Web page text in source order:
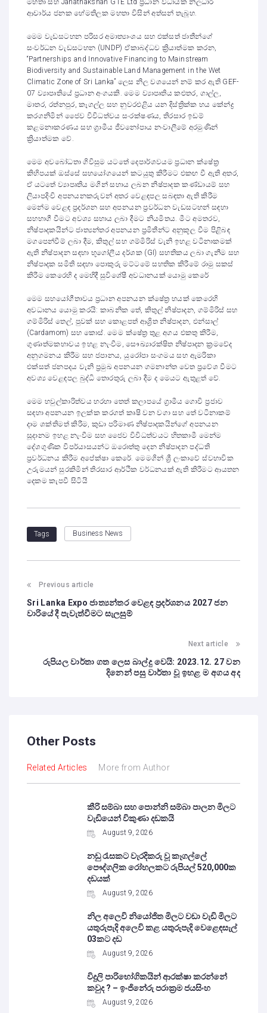
මහතා සහ Janathakshan GTE Ltd ප්‍රධාන විධායක නිලධාරී
ආචාර්ය ජනක හේමතිලක මහතා විසින් අත්සන් තැබූහ.
මෙම වැඩසටහන පරිසර අමාත්‍යාංශය සහ එක්සත් ජාතීන්ගේ
සංවර්ධන වැඩසටහන (UNDP) ඒකාබද්ධව ක්‍රියාත්මක කරන,
“Partnerships and Innovative Financing to Mainstream
Biodiversity and Sustainable Land Management in the Wet
Climatic Zone of Sri Lanka” ලෙස නිල වශයෙන් නම් කර ඇති GEF-
07 ව්‍යාපෘතියේ ප්‍රධාන අංගයකි. මෙම ව්‍යාපෘතිය කළුතර, ගාල්ල,
මාතර, රත්නපුර, කෑගල්ල සහ නුවරඑළිය යන දිස්ත්‍රික්ක හය කේන්ද්‍ර
කරගනිමින් ජෛව විවිධත්වය සංරක්ෂණය, තිරසාර ඉඩම්
කළමනාකරණය සහ ග්‍රාමීය ජීවනෝපාය නංවාලීමේ අරමුණින්
ක්‍රියාත්මක වේ.
මෙම අවබෝධතා ගිවිසුම යටතේ දෙපාර්ශවයම ප්‍රධාන ක්ෂේත්‍ර
කිහිපයක් ඔස්සේ සහයෝගයෙන් කටයුතු කිරීමට එකඟ වී ඇති අතර,
ඒ යටතේ ව්‍යාපෘතිය මගින් සහාය ලබන නිෂ්පාදක කණ්ඩායම් සහ
ලියාපදිංචි අපනයනකරුවන් අතර වෙළඳපල සබඳතා ඇති කිරීම
මෙන්ම වෙළඳ ප්‍රදර්ශන සහ අපනයන ප්‍රවර්ධන වැඩසටහන් සඳහා
සහභාගී වීමට අවශ්‍ය සහාය ලබා දීමට නියමිතය. මීට අමතරව,
නිෂ්පාදකයින්ට ජාත්‍යන්තර අපනයන ප්‍රමිතීන්ට අනුකූල වීම පිළිබඳ
මගපෙන්වීම් ලබා දීම, කිතුල් සහ ගම්මිරිස් වැනි ඉහළ වටිනාකමක්
ඇති නිෂ්පාදන සඳහා භූගෝලීය දර්ශක (GI) සහතිකය ලබා ගැනීම සහ
නිෂ්පාදක සමිති සඳහා පොකුරු මට්ටමේ සහතික කිරීමේ රාමු සකස්
කිරීම කෙරෙහි ද මෙහිදී සුවිශේෂී අවධානයක් යොමු කෙරේ
මෙම සහයෝගීතාවය ප්‍රධාන අපනයන ක්ෂේත්‍ර හයක් කෙරෙහි
අවධානය යොමු කරයි: කාබනික තේ, කිතුල් නිෂ්පාදන, ගම්මිරිස් සහ
ගම්මිරිස් තෙල්, පුවක් සහ කොළපත් ආශ්‍රිත නිෂ්පාදන, එන්සාල්
(Cardamom) සහ කොස්. මෙම ක්ෂේත්‍ර තුළ අගය එකතු කිරීම,
ගුණාත්මකභාවය ඉහළ නැංවීම, සෞඛ්‍යාරක්ෂිත නිෂ්පාදන ක්‍රමවේද
අනුගමනය කිරීම සහ ජපානය, යුරෝපා සංගමය සහ ඇමරිකා
එක්සත් ජනපදය වැනි ප්‍රමුඛ අපනයන ගමනාන්ත වෙත ප්‍රවේශ වීමට
අවශ්‍ය වෙළඳපල බුද්ධි තොරතුරු ලබා දීම ද මෙයට ඇතුළත් වේ.
මෙම හවුල්කාරිත්වය හරහා තෙත් කලාපයේ ග්‍රාමීය ගොවි ප්‍රජාව
සඳහා අපනයන ඉලක්ක කරගත් කෘෂි වන වගා සහ තේ වටිනාකම්
දාම ශක්තිමත් කිරීම, කුඩා පරිමාණ නිෂ්පාදකයින්ගේ අපනයන
සූදානම ඉහළ නැංවීම සහ ජෛව විවිධත්වයට හිතකාමී මෙන්ම
දේශගුණික විපර්යාසයන්ට ඔරොත්තු දෙන නිෂ්පාදන පද්ධති
ප්‍රවර්ධනය කිරීම අපේක්ෂා කෙරේ. මෙමගින් ශ්‍රී ලංකාවේ ස්වභාවික
උරුමයන් සුරකිමින් තිරසාර ආර්ථික වර්ධනයක් ඇති කිරීමට ආයතන
දෙකම කැපවී සිටියි
Tags Business News
Previous article
Sri Lanka Expo ජාත්‍යන්තර වෙළඳ ප්‍රදර්ශනය 2027 ජන
වාරියේ දී පැවැත්වීමට සැලසුම්
Next article
රුපියල වාර්තා ගත ලෙස බාල්දු වෙයි: 2023.12. 27 වන
දිනෙන් පසු වාර්තා වූ ඉහළ ම අගය අද
Other Posts
Related Articles More from Author
කීරි සම්බා සහ පොන්නි සම්බා පාලන මිලට
වැඩියෙන් විකුණා දඩකයි
August 9, 2026
නඩු රැසකට වැරදිකරු වූ කෑගල්ලේ
පෞද්ගලික රෝහලකට රුපියල් 520,000ක
දඩයක්
August 9, 2026
නිල අලෙවි නියෝජිත මිලට වඩා වැඩි මිලට
යතුරුපැදි අලෙවි කළ යතුරුපැදි වෙළෙඳසැල්
03කට දඩ
August 9, 2026
විදුලි පාරිභෝගිකයින් ආරක්ෂා කරන්නේ
කවුද ? – ඉංජිනේරු පරාක්‍රම ජයසිංහ
August 9, 2026